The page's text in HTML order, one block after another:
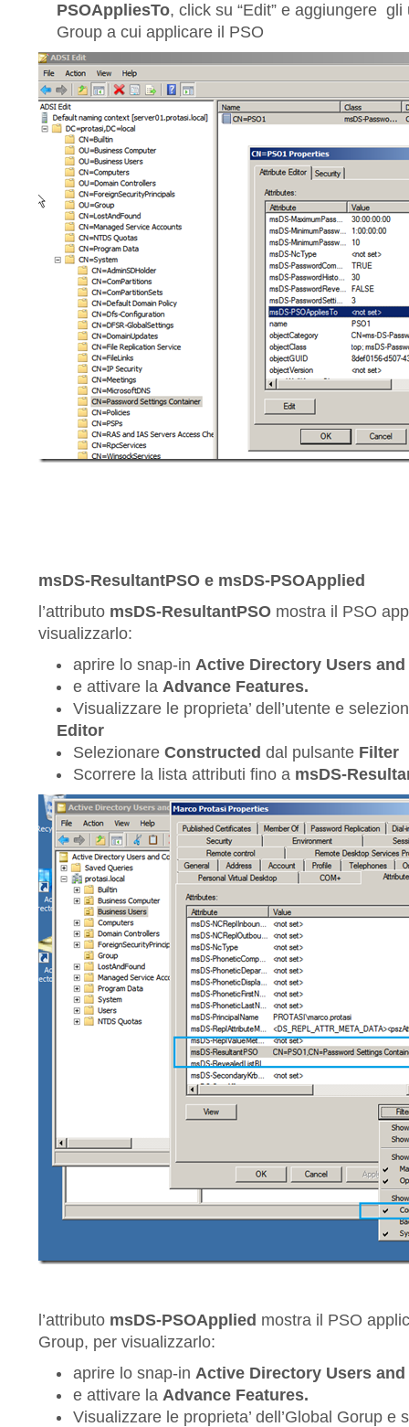
PSOAppliesTo, click su “Edit” e aggiungere
Group a cui applicare il PSO
msDS-ResultantPSO e msDS-PSOApplied
l’attributo msDS-ResultantPSO mostra il PSO
visualizzarlo:
aprire lo snap-in Active Directory Users
e attivare la Advance Features.
Visualizzare le proprieta’ dell’utente e
Editor
Selezionare Constructed dal pulsante Filter
Scorrere la lista attributi fino a msDS-
l’attributo msDS-PSOApplied mostra il PSO
Group, per visualizzarlo:
aprire lo snap-in Active Directory Users
e attivare la Advance Features.
Visualizzare le proprieta’ dell’Global Gorup e